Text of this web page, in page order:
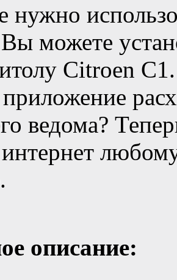
нужно
можете
Citroen C1.
ведома?
интернет
описание: